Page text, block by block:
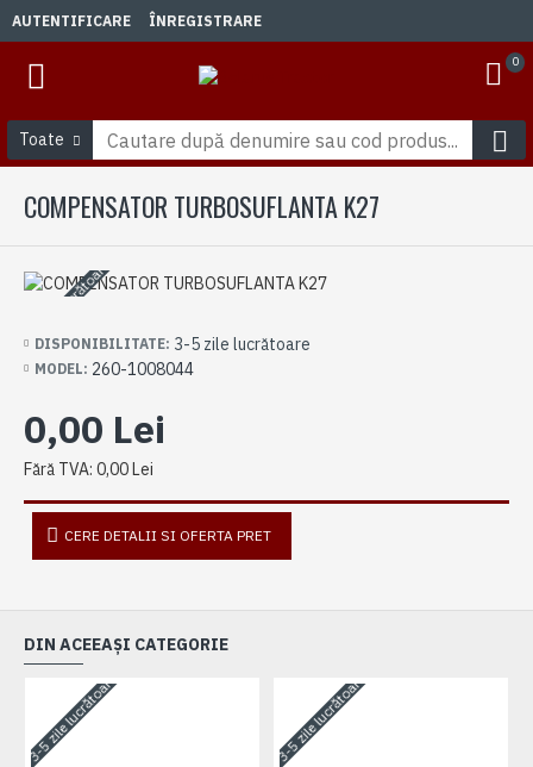
AUTENTIFICARE ÎNREGISTRARE
0
Toate
COMPENSATOR TURBOSUFLANTA K27
3-5 zile lucrătoare
DISPONIBILITATE: 3-5 zile lucrătoare
MODEL: 260-1008044
0,00 Lei
Fără TVA: 0,00 Lei
CERE DETALII SI OFERTA PRET
DIN ACEEAȘI CATEGORIE
3-5 zile lucrătoare 3-5 zile lucrătoare